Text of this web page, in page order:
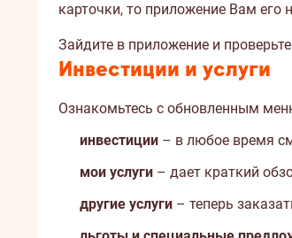
карточки, то приложение Вам его
Зайдите в приложение и
Инвестиции и услуги
Ознакомьтесь с обновленным
инвестиции – в любое время
мои услуги – дает краткий
другие услуги – теперь